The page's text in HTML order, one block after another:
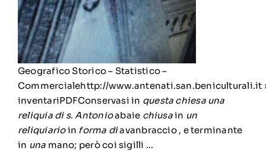
Geografico Storico – Statistico –
Commercialehttp://www.antenati.san.beniculturali.it
inventariPDFConservasi in questa chiesa una
reliquia di s.Antonioabaie chiusain un
reliquiarioin forma diavanbraccio , e terminante
in una mano; però coi sigilli …